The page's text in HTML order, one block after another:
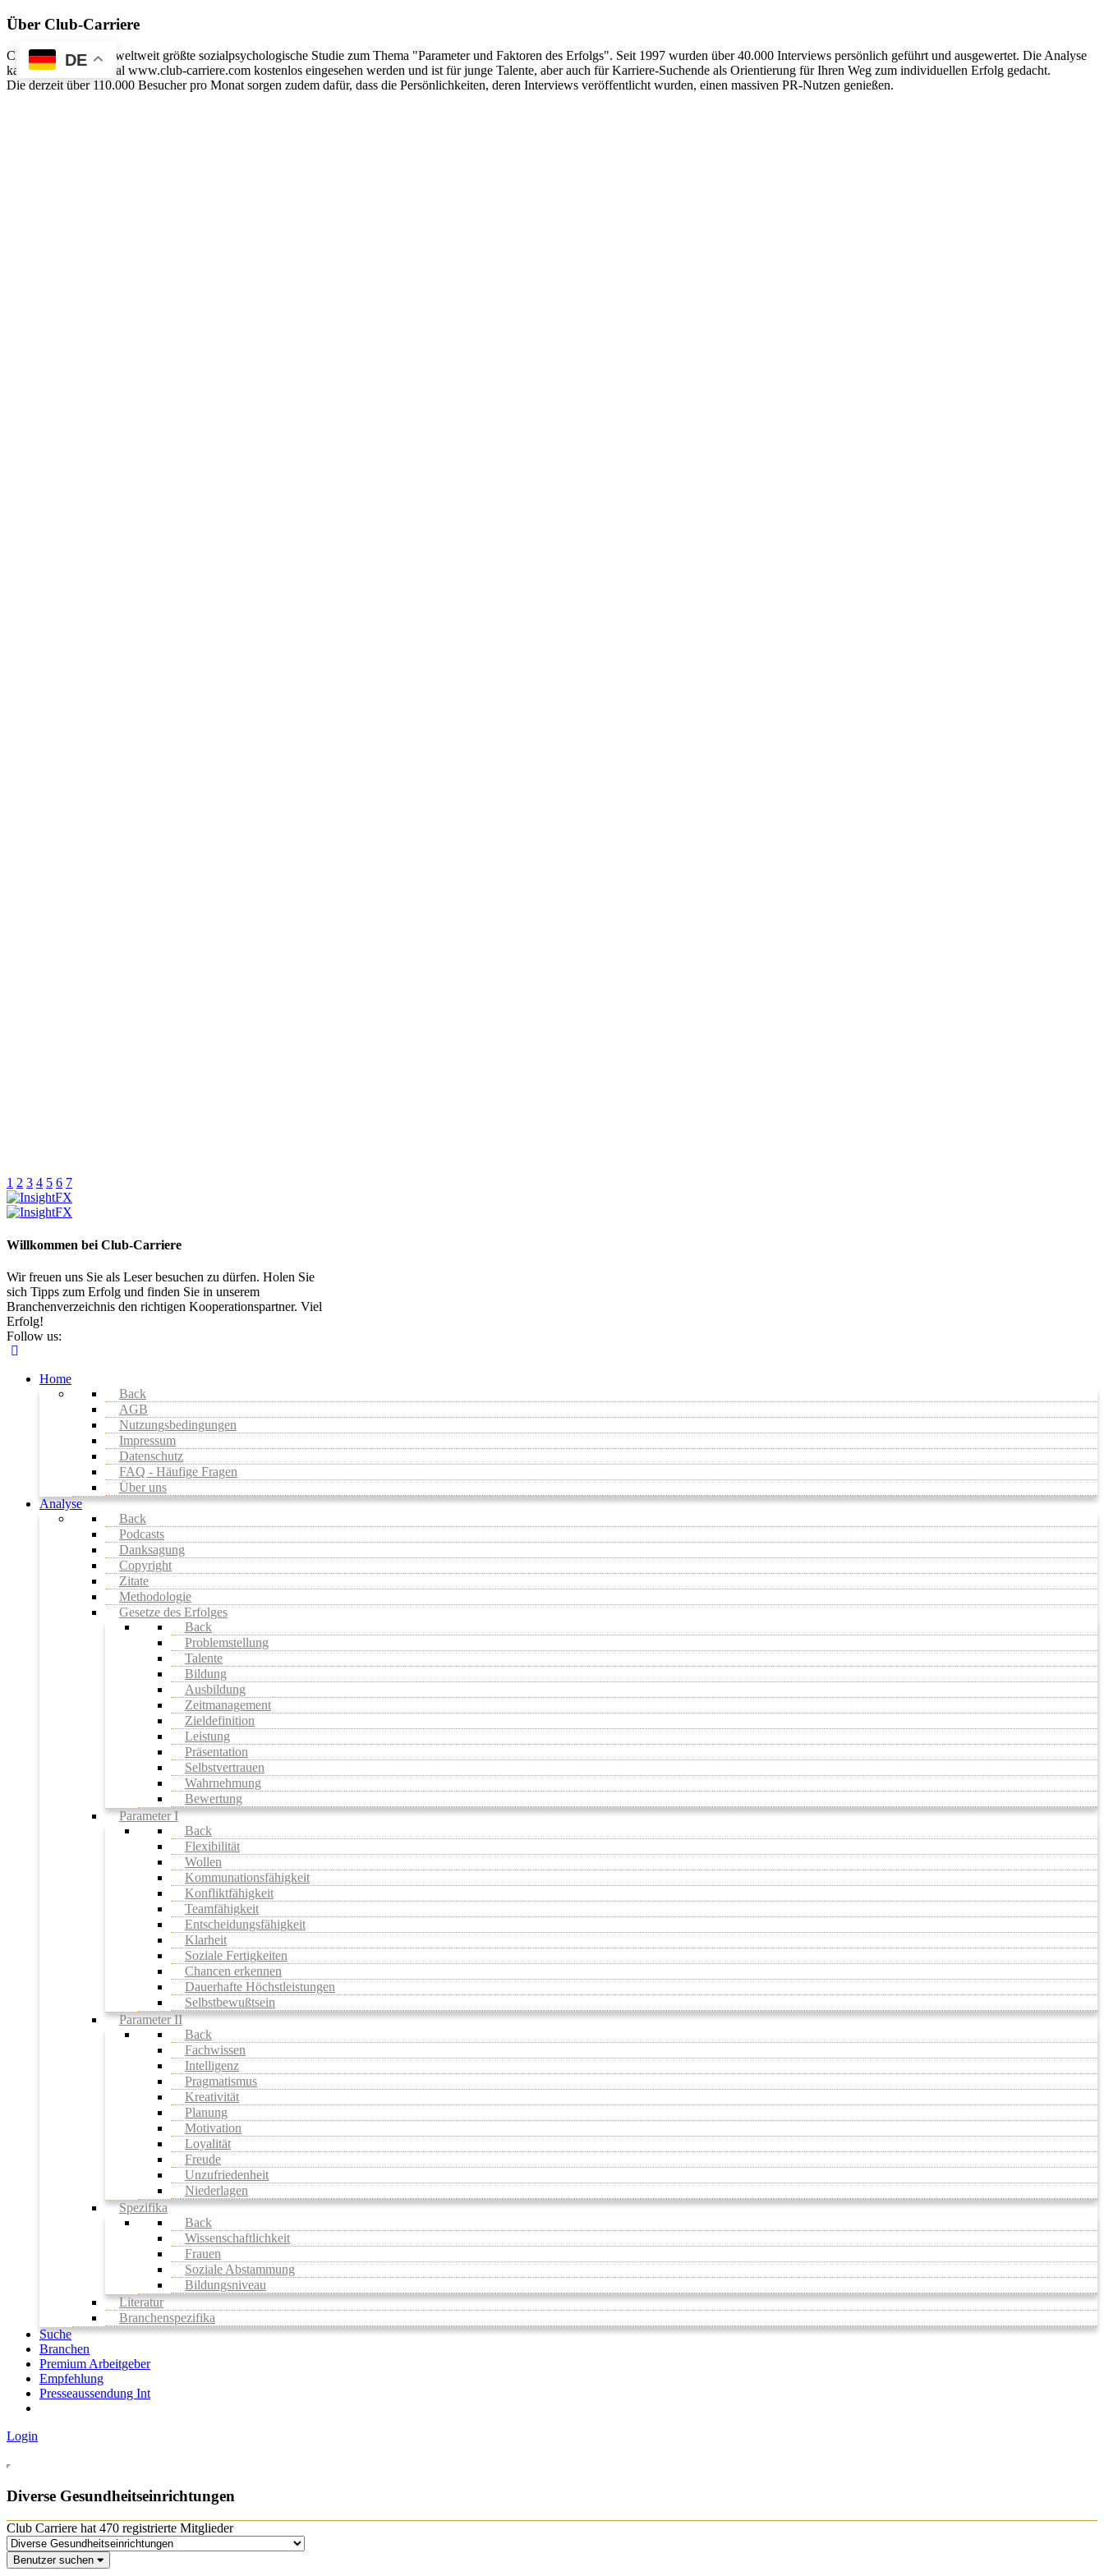
DE
Über Club-Carriere
Club-Carriere ist die weltweit größte sozialpsychologische Studie zum Thema "Parameter und Faktoren des Erfolgs". Seit 1997 wurden über 40.000 Interviews persönlich geführt und ausgewertet. Die Analyse
kann auf diesem Portal www.club-carriere.com kostenlos eingesehen werden und ist für junge Talente, aber auch für Karriere-Suchende als Orientierung für Ihren Weg zum individuellen Erfolg gedacht.
Die derzeit über 110.000 Besucher pro Monat sorgen zudem dafür, dass die Persönlichkeiten, deren Interviews veröffentlicht wurden, einen massiven PR-Nutzen genießen.
1 2 3 4 5 6 7
Willkommen bei Club-Carriere
Wir freuen uns Sie als Leser besuchen zu dürfen. Holen Sie
sich Tipps zum Erfolg und finden Sie in unserem
Branchenverzeichnis den richtigen Kooperationspartner. Viel
Erfolg!
Follow us:
Home
Back
AGB
Nutzungsbedingungen
Impressum
Datenschutz
FAQ - Häufige Fragen
Über uns
Analyse
Back
Podcasts
Danksagung
Copyright
Zitate
Methodologie
Gesetze des Erfolges
Back
Problemstellung
Talente
Bildung
Ausbildung
Zeitmanagement
Zieldefinition
Leistung
Präsentation
Selbstvertrauen
Wahrnehmung
Bewertung
Parameter I
Back
Flexibilität
Wollen
Kommunationsfähigkeit
Konfliktfähigkeit
Teamfähigkeit
Entscheidungsfähigkeit
Klarheit
Soziale Fertigkeiten
Chancen erkennen
Dauerhafte Höchstleistungen
Selbstbewußtsein
Parameter II
Back
Fachwissen
Intelligenz
Pragmatismus
Kreativität
Planung
Motivation
Loyalität
Freude
Unzufriedenheit
Niederlagen
Spezifika
Back
Wissenschaftlichkeit
Frauen
Soziale Abstammung
Bildungsniveau
Literatur
Branchenspezifika
Suche
Branchen
Premium Arbeitgeber
Empfehlung
Presseaussendung Int
Login
Diverse Gesundheitseinrichtungen
Club Carriere hat 470 registrierte Mitglieder
Benutzer suchen